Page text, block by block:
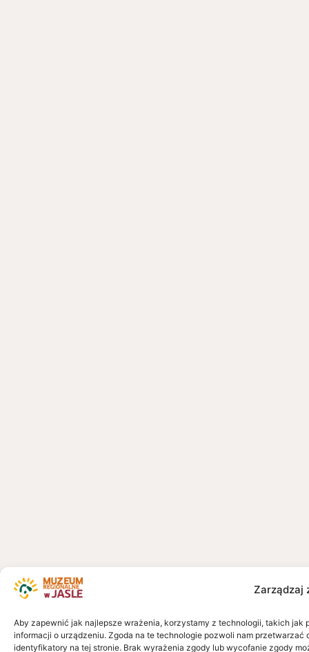
Zarządzaj
Aby zapewnić jak najlepsze wrażenia, korzystamy z technologii, takich
informacji o urządzeniu. Zgoda na te technologie pozwoli nam
identyfikatory na tej stronie. Brak wyrażenia zgody lub wycofanie zgody